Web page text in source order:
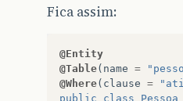
Fica assim:
@Entity
@Table( name =
@Where( clause =
public class